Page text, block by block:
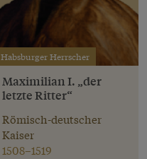
Habsburger Herrscher
Maximilian I. „der
letzte Ritter“
Römisch-deutscher
Kaiser
1508–1519